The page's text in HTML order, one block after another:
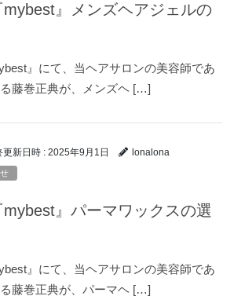
mybest』メンズヘアジェルの
』にて、当ヘアサロンの美容師であ
藤巻正典が、メンズヘ […]
更新日時 : 2025年9月1日 lonalona
mybest』パーマワックスの選
』にて、当ヘアサロンの美容師であ
藤巻正典が、パーマヘ […]